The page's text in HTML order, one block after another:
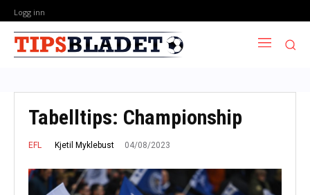
Logg inn
Tabelltips: Championship
EFL Kjetil Myklebust 04/08/2023